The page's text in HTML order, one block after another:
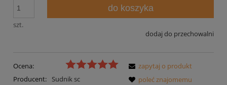
szt.
do koszyka
dodaj do przechowalni
Ocena:
Producent:
Sudnik sc
zapytaj o produkt
poleć znajomemu